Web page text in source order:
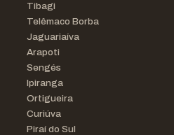
Tibagi
Telêmaco Borba
Jaguariaíva
Arapoti
Sengés
Ipiranga
Ortigueira
Curiúva
Piraí do Sul